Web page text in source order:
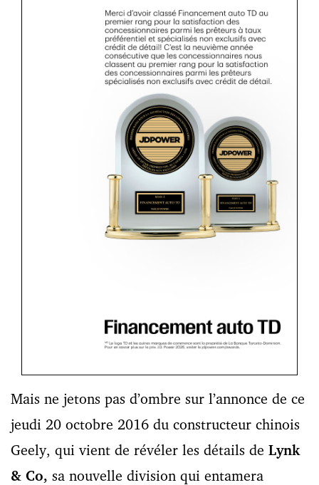
Mais ne jetons pas d’ombre sur l’annonce de ce
jeudi 20 octobre 2016 du constructeur chinois
Geely, qui vient de révéler les détails de Lynk
& Co, sa nouvelle division qui entamera